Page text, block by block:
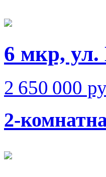
6 мкр,
2 650 000
2-